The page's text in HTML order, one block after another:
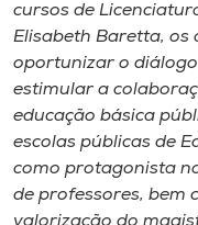
cursos de
Elisabeth Baretta, os
oportunizar o
estimular a
educação básica
escolas públicas de
como protagonista
de professores, bem